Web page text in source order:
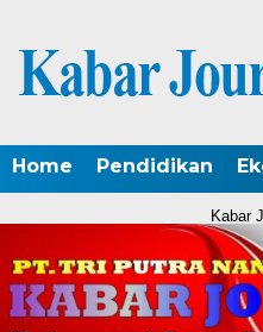
Home Pendidikan
Kabar